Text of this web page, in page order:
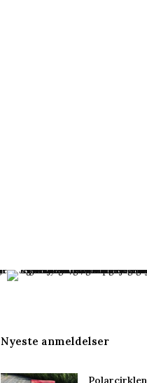
Nyeste anmeldelser
Polarcirklen